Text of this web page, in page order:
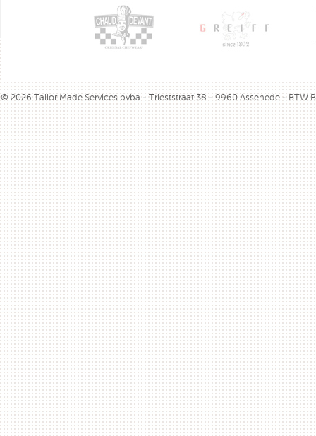
© 2026 Tailor Made Services bvba - Trieststraat 38 - 9960 Assenede - BTW